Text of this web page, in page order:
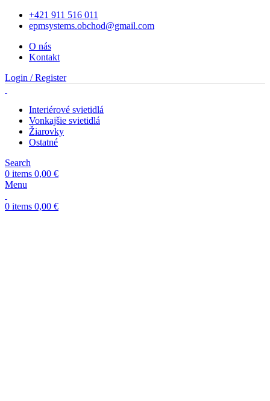
+421 911 516 011
epmsystems.obchod@gmail.com
O nás
Kontakt
Login / Register
Interiérové svietidlá
Vonkajšie svietidlá
Žiarovky
Ostatné
Search
0 items 0,00 €
Menu
0 items 0,00 €